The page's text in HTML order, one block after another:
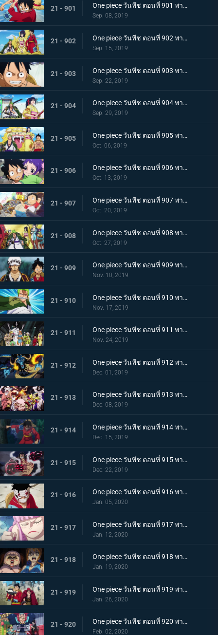
21 - 901 One piece วันพีช ตอนที่ 901 พากย์ไทย บุกรังของศัตรู เมืองบาคุระที่เต็มไปด้วยเจ้าหน้าที่รัฐ!
Sep. 08, 2019
21 - 902 One piece วันพีช ตอนที่ 902 พากย์ไทย โยโกสุนะออกโรง อุราชิมะผู้ไร้เทียมทานผู้หมายปองโออิคุ!
Sep. 15, 2019
21 - 903 One piece วันพีช ตอนที่ 903 พากย์ไทย ตัดสินผลซูโม่ หมวกฟาง vs โยโกสุนะสุดแกร่ง!
Sep. 22, 2019
21 - 904 One piece วันพีช ตอนที่ 904 พากย์ไทย ลูฟี่เดือดจัด ช่วยทามะจากอันตราย!
Sep. 29, 2019
21 - 905 One piece วันพีช ตอนที่ 905 พากย์ไทย การชิงโอทามะคืน! ศึกอันดุเดือดกับโฮลด์เดม!
Oct. 06, 2019
21 - 906 One piece วันพีช ตอนที่ 906 พากย์ไทย ดวลตัวต่อตัว ระหว่างหมอผีกับหมอแห่งความตาย!
Oct. 13, 2019
21 - 907 One piece วันพีช ตอนที่ 907 พากย์ไทย ตอนพิเศษ ฉลองวันพีซครบรอบ 20 ปี "โรแมนซ์ดอวน์"
Oct. 20, 2019
21 - 908 One piece วันพีช ตอนที่ 908 พากย์ไทย เรือสมบัติมาถึงแล้ว ลูฟี่ทาโร่แทนคุณ!
Oct. 27, 2019
21 - 909 One piece วันพีช ตอนที่ 909 พากย์ไทย สุสานแสนลึกลับ การพบกันอีกครั้งที่ซากปราสาทโอเด้ง!
Nov. 10, 2019
21 - 910 One piece วันพีช ตอนที่ 910 พากย์ไทย ซามูไรในตำนาน ชายผู้ที่โรเจอร์หลงใหล!
Nov. 17, 2019
21 - 911 One piece วันพีช ตอนที่ 911 พากย์ไทย เริ่มแผนการลับ เปิดฉากโค่นหนึ่งในสี่จักรพรรดิ
Nov. 24, 2019
21 - 912 One piece วันพีช ตอนที่ 912 พากย์ไทย ชายผู้แข็งแกร่งที่สุด หัวหน้ากองโจรสุดแกร่งชูเท็นมารุ!
Dec. 01, 2019
21 - 913 One piece วันพีช ตอนที่ 913 พากย์ไทย พ่ายแพ้อย่างหมดรูป ลมหายใจพิโรธของไคโด!
Dec. 08, 2019
21 - 914 One piece วันพีช ตอนที่ 914 พากย์ไทย การต่อสู้อันดุเดือด ลูฟี่ที่บุกเข้าใส่ปะทะไคโด
Dec. 15, 2019
21 - 915 One piece วันพีช ตอนที่ 915 พากย์ไทย การทำลายล้าง! ท่าไม้ตายเผด็จศึกอัสนีแปดทิศ!
Dec. 22, 2019
21 - 916 One piece วันพีช ตอนที่ 916 พากย์ไทย ลูฟี่ผู้ถูกเย้ยหยัน นรกบนดินที่เหมืองนักโทษ
Jan. 05, 2020
21 - 917 One piece วันพีช ตอนที่ 917 พากย์ไทย ดินแดนศักดิ์สิทธิ์สั่นคลอน หนวดดำ 1 ใน 4 จักรพรรดิผู้ไม่เกรงกลัวใคร
Jan. 12, 2020
21 - 918 One piece วันพีช ตอนที่ 918 พากย์ไทย เริ่มดำเนินการ แผนการใหญ่โค่นล้มไคโด!
Jan. 19, 2020
21 - 919 One piece วันพีช ตอนที่ 919 พากย์ไทย ความโกลาหล! นักโทษลูฟี่กับคิด!
Jan. 26, 2020
21 - 920 One piece วันพีช ตอนที่ 920 พากย์ไทย ร้านสุดดัง! โซบะหมายเลข 18 ของซันจิ!
Feb. 02, 2020